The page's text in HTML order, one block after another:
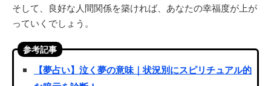
そして、良好な人間関係を築ければ、あなたの幸福度が上が
っていくでしょう。
参考記事
【夢占い】泣く夢の意味｜状況別にスピリチュアル的